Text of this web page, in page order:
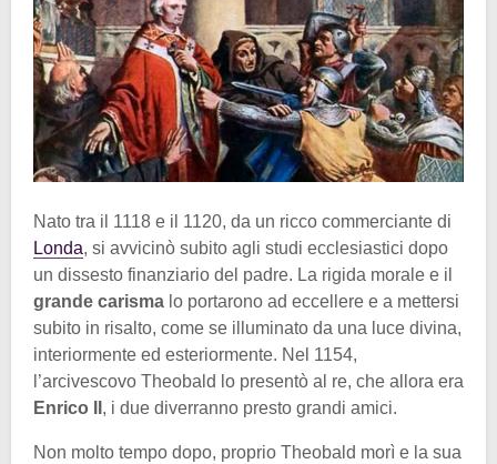
Nato tra il 1118 e il 1120, da un ricco commerciante di
Londa, si avvicinò subito agli studi ecclesiastici dopo
un dissesto finanziario del padre. La rigida morale e il
grande carisma lo portarono ad eccellere e a mettersi
subito in risalto, come se illuminato da una luce divina,
interiormente ed esteriormente. Nel 1154,
l’arcivescovo Theobald lo presentò al re, che allora era
Enrico II , i due diverranno presto grandi amici.
Non molto tempo dopo, proprio Theobald morì e la sua